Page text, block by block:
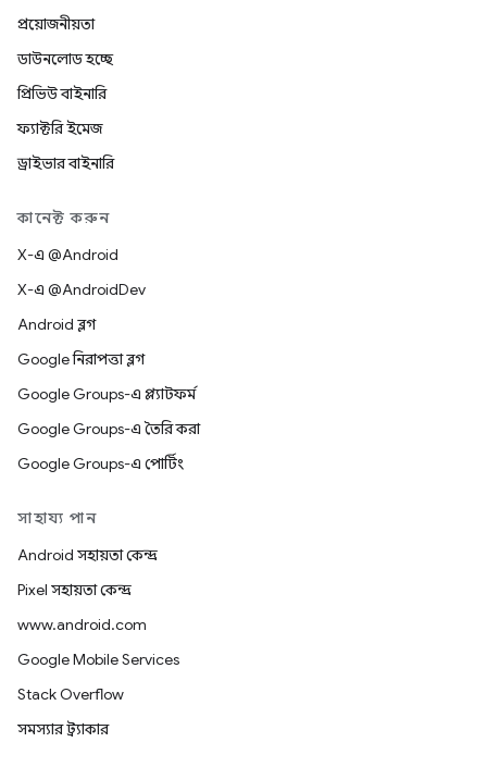
প্রয়োজনীয়তা
ডাউনলোড হচ্ছে
প্রিভিউ বাইনারি
ফ্যাক্টরি ইমেজ
ড্রাইভার বাইনারি
কানেক্ট করুন
X-এ @Android
X-এ @AndroidDev
Android ব্লগ
Google নিরাপত্তা ব্লগ
Google Groups-এ প্ল্যাটফর্ম
Google Groups-এ তৈরি করা
Google Groups-এ পোর্টিং
সাহায্য পান
Android সহায়তা কেন্দ্র
Pixel সহায়তা কেন্দ্র
www.android.com
Google Mobile Services
Stack Overflow
সমস্যার ট্র্যাকার